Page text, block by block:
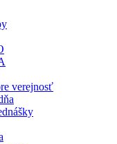
verejnosť